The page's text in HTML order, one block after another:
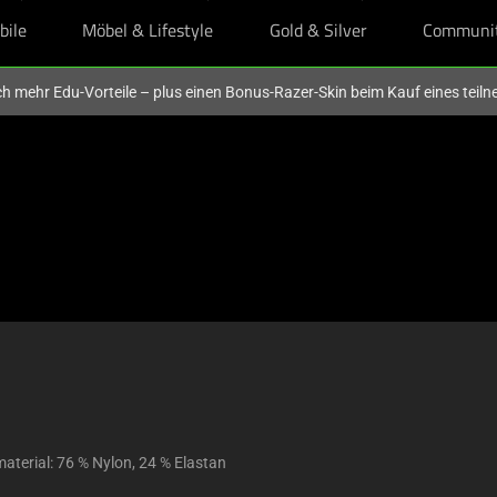
Möbel & Lifestyle Gold & Silver
mehr Edu-Vorteile – plus einen Bonus-Razer-Skin beim Kauf eines
76 % Nylon, 24 % Elastan